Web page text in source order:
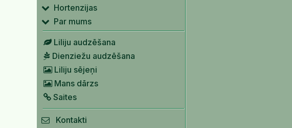
Hortenzijas
Par mums
Liliju audzēšana
Dienziežu audzēšana
Liliju sējeņi
Mans dārzs
Saites
Kontakti